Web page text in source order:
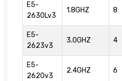
E5-
2630Lv3
1.8GHZ 8
E5-
2623v3
3.0GHZ 4
E5-
2620v3
2.4GHZ 6